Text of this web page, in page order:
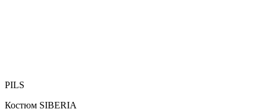
PILS
Костюм SIBERIA